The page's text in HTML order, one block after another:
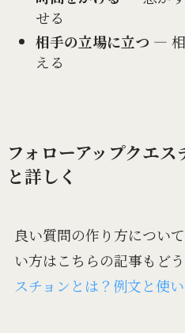
せる
相手の立場に立つ ― 相
える
フォローアップクエ
と詳しく
良い質問の作り方につい
い方はこちらの記事もど
スチョンとは？例文と使